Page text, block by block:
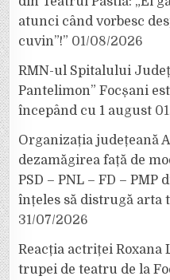
atunci când vorbesc
cuvin”!” 01/08/2026
RMN-ul Spitalului
Pantelimon” Focșani
începând cu 1 august
Organizația județeană
dezamăgirea față de
PSD – PNL – FD –
înțeles să distrugă arta
31/07/2026
Reacția actriței Roxana
trupei de teatru de la